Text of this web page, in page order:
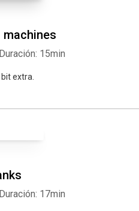
machines
Duración: 15min
extra.
Duración: 17min